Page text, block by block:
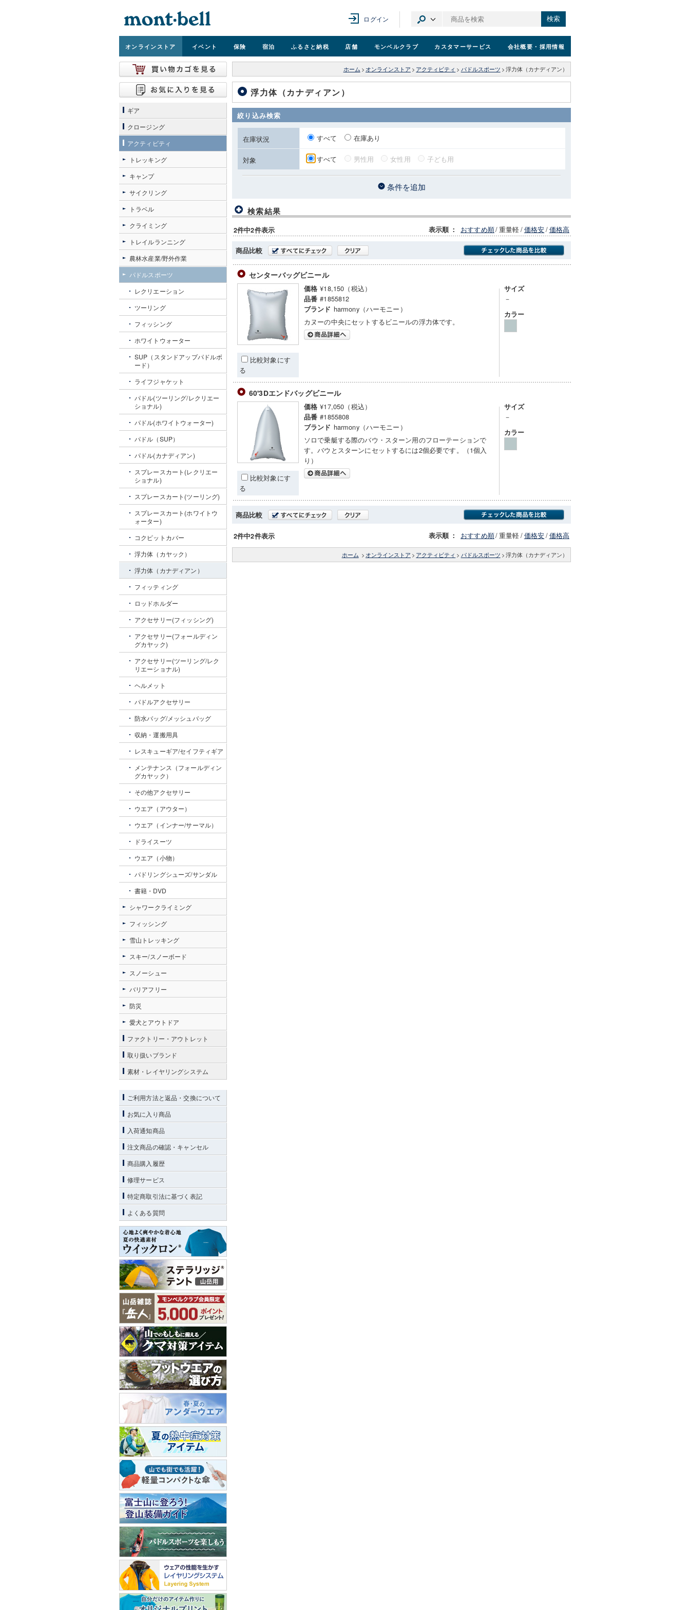
ログイン 検索
オンラインストア イベント 保険 宿泊 ふるさと納税 店舗 モンベルクラブ カスタマーサービス 会社概要 ・採用情報
ホーム > オンラインストア > アクティビティ > パドルスポーツ > 浮力体（カナディアン）
浮力体（カナディアン）
絞り込み検索
在庫状況 すべて 在庫あり
対象 すべて 男性用 女性用 子ども用
条件を追加
検索結果
2件中2件表示 表示順 ： おすすめ順/重量軽/価格安/価格高
商品比較
センターバッグビニール
比較対象にす
る
価格 ¥18,150（税込）
品番 #1855812
ブランド harmony（ハーモニー）
カヌーの中央にセットするビニールの浮力体です。
サイズ
－
カラー
60'3Dエンドバッグビニール
比較対象にす
る
価格 ¥17,050（税込）
品番 #1855808
ブランド harmony（ハーモニー）
ソロで乗艇する際のバウ・スターン用のフローテーションで
す。バウとスターンにセットするには2個必要です。（1個入
り）
サイズ
－
カラー
商品比較
2件中2件表示 表示順 ： おすすめ順/重量軽/価格安/価格高
ホーム > オンラインストア > アクティビティ > パドルスポーツ > 浮力体（カナディアン）
ギア
クロージング
アクティビティ
トレッキング
キャンプ
サイクリング
トラベル
クライミング
トレイルランニング
農林水産業/野外作業
パドルスポーツ
レクリエーション
ツーリング
フィッシング
ホワイトウォーター
SUP（スタンドアップパドルボ
ード）
ライフジャケット
パドル(ツーリング/レクリエー
ショナル)
パドル(ホワイトウォーター)
パドル（SUP）
パドル(カナディアン)
スプレースカート(レクリエー
ショナル)
スプレースカート(ツーリング)
スプレースカート(ホワイトウ
ォーター)
コクピットカバー
浮力体（カヤック）
浮力体（カナディアン）
フィッティング
ロッドホルダー
アクセサリー(フィッシング)
アクセサリー(フォールディン
グカヤック)
アクセサリー(ツーリング/レク
リエーショナル)
ヘルメット
パドルアクセサリー
防水バッグ/メッシュバッグ
収納・運搬用具
レスキューギア/セイフティギア
メンテナンス（フォールディン
グカヤック）
その他アクセサリー
ウエア（アウター）
ウエア（インナー/サーマル）
ドライスーツ
ウエア（小物）
パドリングシューズ/サンダル
書籍・DVD
シャワークライミング
フィッシング
雪山トレッキング
スキー/スノーボード
スノーシュー
バリアフリー
防災
愛犬とアウトドア
ファクトリー・アウトレット
取り扱いブランド
素材・レイヤリングシステム
ご利用方法と返品・交換について
お気に入り商品
入荷通知商品
注文商品の確認・キャンセル
商品購入履歴
修理サービス
特定商取引法に基づく表記
よくある質問